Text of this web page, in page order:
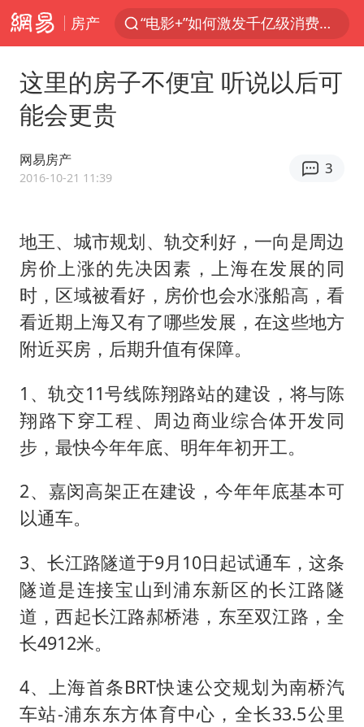
房产
“电影+”如何激发千亿级消费新活力？
四川宜宾市高县4.9级地震致1人死亡
中巨芯：上半年归母净利润1405.77万元
中国女篮70-67险胜尼日利亚女篮
U17国足点球大战淘汰河床晋级决赛
国防部：坚决反制任何闹海挑衅图谋
胡彦斌获《歌手2026》歌王
秋天的第一杯奶茶到底有多火
38岁演员求职万岁山NPC成功
我国外贸延续良好增长态势
夯实基础开新局
这里的房子不便宜 听说以后可
能会更贵
网易房产
2016-10-21 11:39
3
地王、城市规划、轨交利好，一向是周边
房价上涨的先决因素，上海在发展的同
时，区域被看好，房价也会水涨船高，看
看近期上海又有了哪些发展，在这些地方
附近买房，后期升值有保障。
1、轨交11号线陈翔路站的建设，将与陈
翔路下穿工程、周边商业综合体开发同
步，最快今年年底、明年年初开工。
2、嘉闵高架正在建设，今年年底基本可
以通车。
3、长江路隧道于9月10日起试通车，这条
隧道是连接宝山到浦东新区的长江路隧
道，西起长江路郝桥港，东至双江路，全
长4912米。
4、上海首条BRT快速公交规划为南桥汽
车站-浦东东方体育中心，全长33.5公里